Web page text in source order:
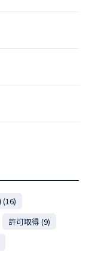
(16)
許可取得 (9)